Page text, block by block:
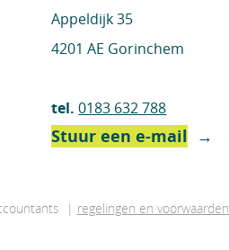
Appeldijk 35
4201 AE Gorinchem
tel. 0183 632 788
Stuur een e-mail →
| regelingen en voorwaarden